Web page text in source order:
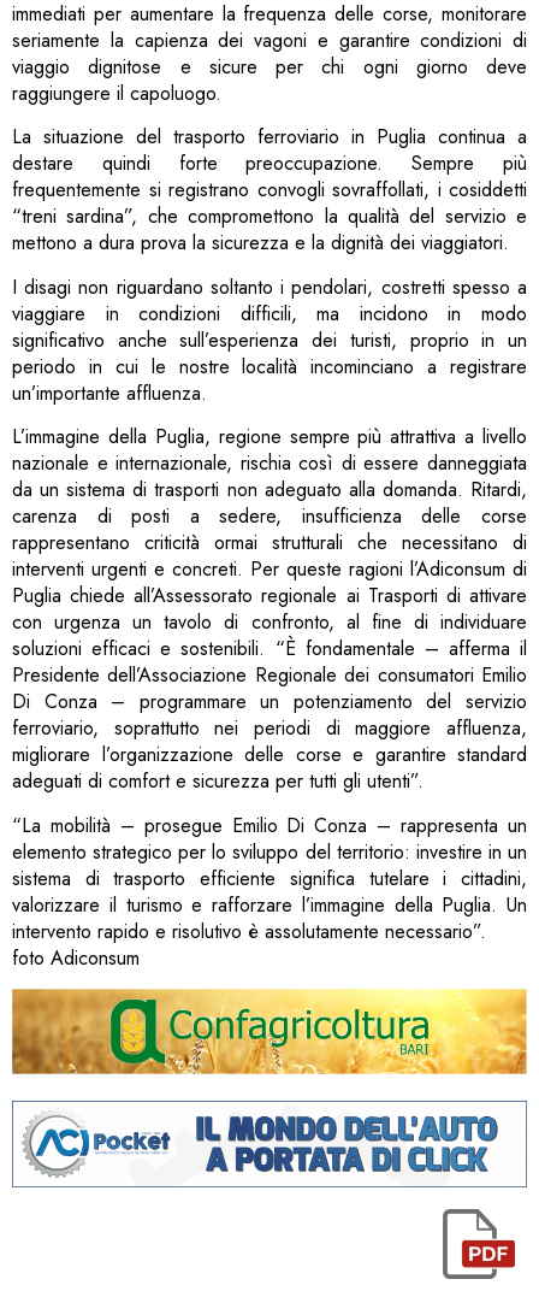
immediati per aumentare la frequenza delle corse, monitorare
seriamente la capienza dei vagoni e garantire condizioni di
viaggio dignitose e sicure per chi ogni giorno deve
raggiungere il capoluogo.
La situazione del trasporto ferroviario in Puglia continua a
destare quindi forte preoccupazione. Sempre più
frequentemente si registrano convogli sovraffollati, i cosiddetti
“treni sardina”, che compromettono la qualità del servizio e
mettono a dura prova la sicurezza e la dignità dei viaggiatori.
I disagi non riguardano soltanto i pendolari, costretti spesso a
viaggiare in condizioni difficili, ma incidono in modo
significativo anche sull’esperienza dei turisti, proprio in un
periodo in cui le nostre località incominciano a registrare
un’importante affluenza.
L’immagine della Puglia, regione sempre più attrattiva a livello
nazionale e internazionale, rischia così di essere danneggiata
da un sistema di trasporti non adeguato alla domanda. Ritardi,
carenza di posti a sedere, insufficienza delle corse
rappresentano criticità ormai strutturali che necessitano di
interventi urgenti e concreti. Per queste ragioni l’Adiconsum di
Puglia chiede all’Assessorato regionale ai Trasporti di attivare
con urgenza un tavolo di confronto, al fine di individuare
soluzioni efficaci e sostenibili. “È fondamentale – afferma il
Presidente dell’Associazione Regionale dei consumatori Emilio
Di Conza – programmare un potenziamento del servizio
ferroviario, soprattutto nei periodi di maggiore affluenza,
migliorare l’organizzazione delle corse e garantire standard
adeguati di comfort e sicurezza per tutti gli utenti”.
“La mobilità – prosegue Emilio Di Conza – rappresenta un
elemento strategico per lo sviluppo del territorio: investire in un
sistema di trasporto efficiente significa tutelare i cittadini,
valorizzare il turismo e rafforzare l’immagine della Puglia. Un
intervento rapido e risolutivo è assolutamente necessario”.
foto Adiconsum